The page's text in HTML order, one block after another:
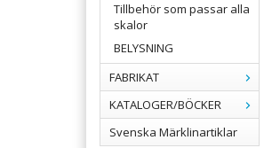
Tillbehör som passar alla
skalor
BELYSNING
FABRIKAT
KATALOGER/BÖCKER
Svenska Märklinartiklar